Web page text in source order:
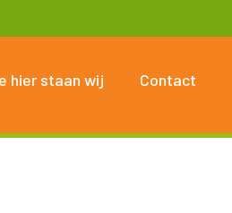
hier staan wij
Contact